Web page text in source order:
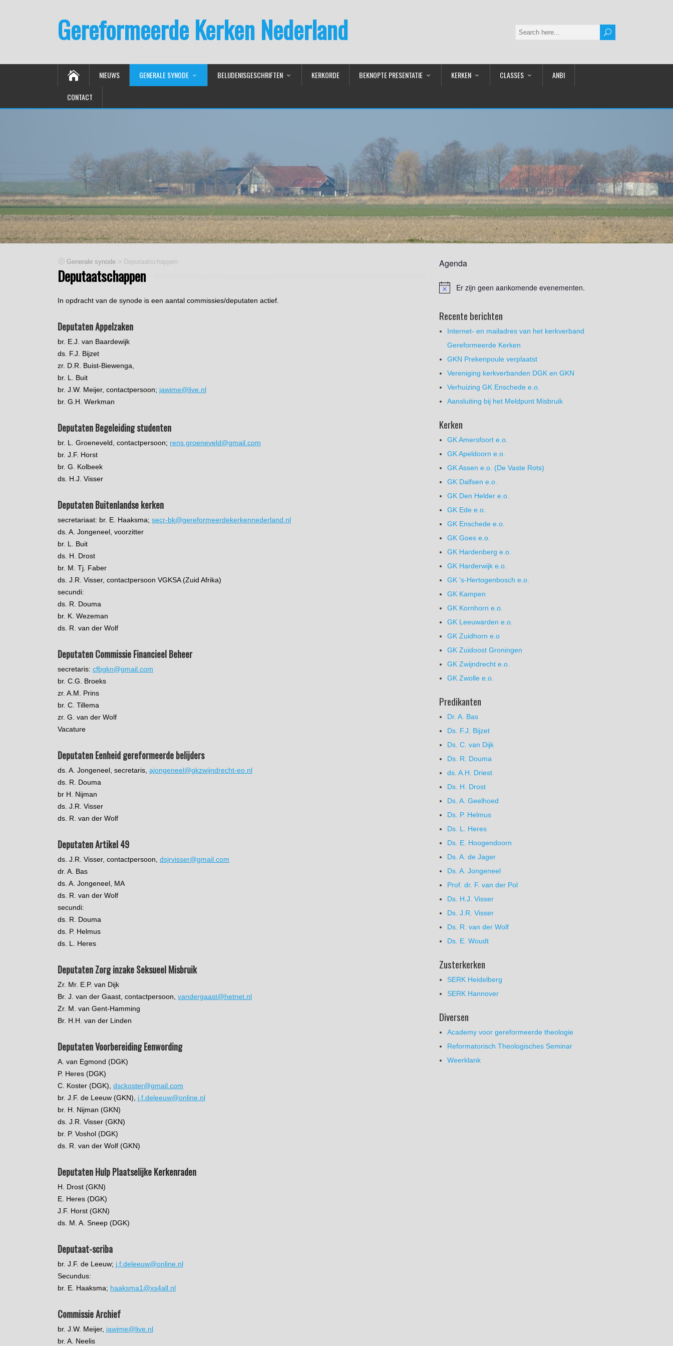
Gereformeerde Kerken Nederland
NIEUWS GENERALE SYNODE BELIJDENISGESCHRIFTEN KERKORDE BEKNOPTE PRESENTATIE KERKEN CLASSES ANBI
CONTACT
Generale synode > Deputaatschappen
Deputaatschappen
In opdracht van de synode is een aantal commissies/deputaten actief.
Deputaten Appelzaken
br. E.J. van Baardewijk
ds. F.J. Bijzet
zr. D.R. Buist-Biewenga,
br. L. Buit
br. J.W. Meijer, contactpersoon; jawime@live.nl
br. G.H. Werkman
Deputaten Begeleiding studenten
br. L. Groeneveld, contactpersoon; rens.groeneveld@gmail.com
br. J.F. Horst
br. G. Kolbeek
ds. H.J. Visser
Deputaten Buitenlandse kerken
secretariaat: br. E. Haaksma; secr-bk@gereformeerdekerkennederland.nl
ds. A. Jongeneel, voorzitter
br. L. Buit
ds. H. Drost
br. M. Tj. Faber
ds. J.R. Visser, contactpersoon VGKSA (Zuid Afrika)
secundi:
ds. R. Douma
br. K. Wezeman
ds. R. van der Wolf
Deputaten Commissie Financieel Beheer
secretaris: cfbgkn@gmail.com
br. C.G. Broeks
zr. A.M. Prins
br. C. Tillema
zr. G. van der Wolf
Vacature
Deputaten Eenheid gereformeerde belijders
ds. A. Jongeneel, secretaris, ajongeneel@gkzwijndrecht-eo.nl
ds. R. Douma
br H. Nijman
ds. J.R. Visser
ds. R. van der Wolf
Deputaten Artikel 49
ds. J.R. Visser, contactpersoon, dsjrvisser@gmail.com
dr. A. Bas
ds. A. Jongeneel, MA
ds. R. van der Wolf
secundi:
ds. R. Douma
ds. P. Helmus
ds. L. Heres
Deputaten Zorg inzake Seksueel Misbruik
Zr. Mr. E.P. van Dijk
Br. J. van der Gaast, contactpersoon, vandergaast@hetnet.nl
Zr. M. van Gent-Hamming
Br. H.H. van der Linden
Deputaten Voorbereiding Eenwording
A. van Egmond (DGK)
P. Heres (DGK)
C. Koster (DGK), dsckoster@gmail.com
br. J.F. de Leeuw (GKN), j.f.deleeuw@online.nl
br. H. Nijman (GKN)
ds. J.R. Visser (GKN)
br. P. Voshol (DGK)
ds. R. van der Wolf (GKN)
Deputaten Hulp Plaatselijke Kerkenraden
H. Drost (GKN)
E. Heres (DGK)
J.F. Horst (GKN)
ds. M. A. Sneep (DGK)
Deputaat-scriba
br. J.F. de Leeuw; j.f.deleeuw@online.nl
Secundus:
br. E. Haaksma; haaksma1@xs4all.nl
Commissie Archief
br. J.W. Meijer, jawime@live.nl
br. A. Neelis
Agenda
Er zijn geen aankomende evenementen.
Recente berichten
Internet- en mailadres van het kerkverband
Gereformeerde Kerken
GKN Prekenpoule verplaatst
Vereniging kerkverbanden DGK en GKN
Verhuizing GK Enschede e.o.
Aansluiting bij het Meldpunt Misbruik
Kerken
GK Amersfoort e.o.
GK Apeldoorn e.o.
GK Assen e.o. (De Vaste Rots)
GK Dalfsen e.o.
GK Den Helder e.o.
GK Ede e.o.
GK Enschede e.o.
GK Goes e.o.
GK Hardenberg e.o.
GK Harderwijk e.o.
GK 's-Hertogenbosch e.o.
GK Kampen
GK Kornhorn e.o.
GK Leeuwarden e.o.
GK Zuidhorn e.o
GK Zuidoost Groningen
GK Zwijndrecht e.o.
GK Zwolle e.o.
Predikanten
Dr. A. Bas
Ds. F.J. Bijzet
Ds. C. van Dijk
Ds. R. Douma
ds. A.H. Driest
Ds. H. Drost
Ds. A. Geelhoed
Ds. P. Helmus
Ds. L. Heres
Ds. E. Hoogendoorn
Ds. A. de Jager
Ds. A. Jongeneel
Prof. dr. F. van der Pol
Ds. H.J. Visser
Ds. J.R. Visser
Ds. R. van der Wolf
Ds. E. Woudt
Zusterkerken
SERK Heidelberg
SERK Hannover
Diversen
Academy voor gereformeerde theologie
Reformatorisch Theologisches Seminar
Weerklank